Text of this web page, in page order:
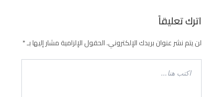
اترك تعليقاً
لن يتم نشر عنوان بريدك الإلكتروني.الحقول الإلزامية مشار إليها بـ*
اكتب
هنا...